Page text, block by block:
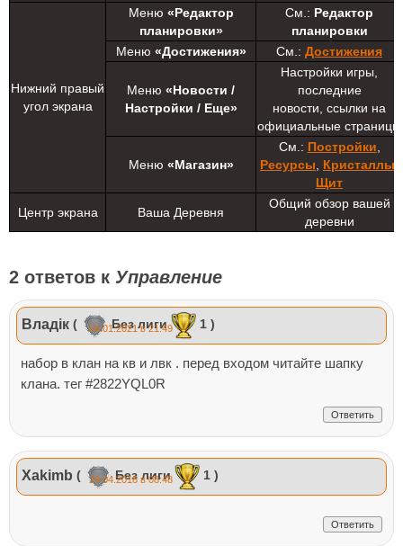
Нижний правый
угол экрана
Меню «Редактор
планировки»
См.: Редактор
планировки
Меню «Достижения» См.: Достижения
Меню «Новости /
Настройки / Eще»
Настройки игры,
последние
новости, ссылки на
официальные страницы
Меню «Магазин»
См.: Постройки
Ресурсы
Кристаллы
Щит
Центр экрана Ваша Деревня
Общий обзор вашей
деревни
2 ответов к Управление
Владік ( Без лиги 1 )
04.01.2021 в 21:49
набор в клан на кв и лвк . перед входом читайте шапку
клана. тег #2822YQL0R
Ответить
Xakimb ( Без лиги 1 )
29.04.2018 в 08:48
Ответить